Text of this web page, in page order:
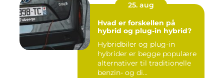
25. aug
Hvad er forskellen på
hybrid og plug-in hybrid?
Hybridbiler og plug-in
hybrider er begge populære
alternativer til traditionelle
benzin- og di...